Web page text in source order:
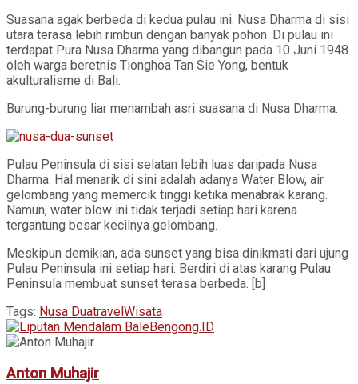
Suasana agak berbeda di kedua pulau ini. Nusa Dharma di sisi
utara terasa lebih rimbun dengan banyak pohon. Di pulau ini
terdapat Pura Nusa Dharma yang dibangun pada 10 Juni 1948
oleh warga beretnis Tionghoa Tan Sie Yong, bentuk
akulturalisme di Bali.
Burung-burung liar menambah asri suasana di Nusa Dharma.
Pulau Peninsula di sisi selatan lebih luas daripada Nusa
Dharma. Hal menarik di sini adalah adanya Water Blow, air
gelombang yang memercik tinggi ketika menabrak karang.
Namun, water blow ini tidak terjadi setiap hari karena
tergantung besar kecilnya gelombang.
Meskipun demikian, ada sunset yang bisa dinikmati dari ujung
Pulau Peninsula ini setiap hari. Berdiri di atas karang Pulau
Peninsula membuat sunset terasa berbeda. [b]
Tags: Nusa DuatravelWisata
Anton Muhajir